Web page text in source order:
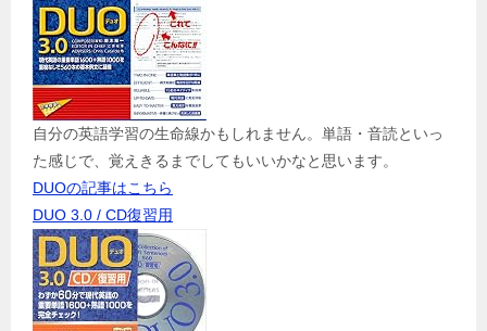
自分の英語学習の生命線かもしれません。単語・音読といっ
た感じで、覚えきるまでしてもいいかなと思います。
DUOの記事はこちら
DUO 3.0 / CD復習用